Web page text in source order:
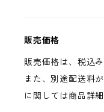
販売価格
販売価格は、税込
また、別途配送料
に関しては商品詳